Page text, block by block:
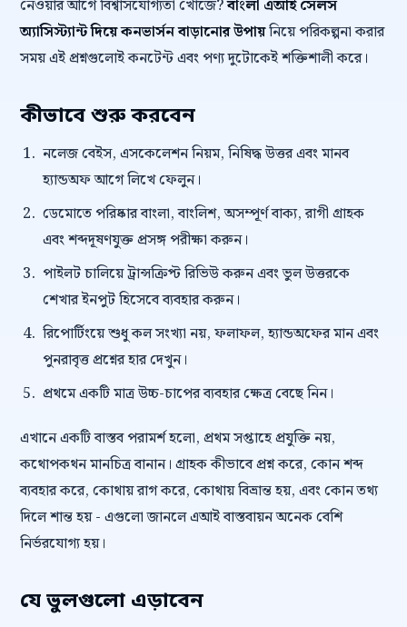
নেওয়ার আগে বিশ্বাসযোগ্যতা খোঁজে?বাংলা এআই সেলস
অ্যাসিস্ট্যান্ট দিয়ে কনভার্সন বাড়ানোর উপায়নিয়ে পরিকল্পনা করার
সময় এই প্রশ্নগুলোই কনটেন্ট এবং পণ্য দুটোকেই শক্তিশালী করে।
কীভাবে শুরু করবেন
নলেজ বেইস, এসকেলেশন নিয়ম, নিষিদ্ধ উত্তর এবং মানব
হ্যান্ডঅফ আগে লিখে ফেলুন।
ডেমোতে পরিষ্কার বাংলা, বাংলিশ, অসম্পূর্ণ বাক্য, রাগী গ্রাহক
এবং শব্দদূষণযুক্ত প্রসঙ্গ পরীক্ষা করুন।
পাইলট চালিয়ে ট্রান্সক্রিপ্ট রিভিউ করুন এবং ভুল উত্তরকে
শেখার ইনপুট হিসেবে ব্যবহার করুন।
রিপোর্টিংয়ে শুধু কল সংখ্যা নয়, ফলাফল, হ্যান্ডঅফের মান এবং
পুনরাবৃত্ত প্রশ্নের হার দেখুন।
প্রথমে একটি মাত্র উচ্চ-চাপের ব্যবহার ক্ষেত্র বেছে নিন।
এখানে একটি বাস্তব পরামর্শ হলো, প্রথম সপ্তাহে প্রযুক্তি নয়,
কথোপকথন মানচিত্র বানান। গ্রাহক কীভাবে প্রশ্ন করে, কোন শব্দ
ব্যবহার করে, কোথায় রাগ করে, কোথায় বিভ্রান্ত হয়, এবং কোন তথ্য
দিলে শান্ত হয় - এগুলো জানলে এআই বাস্তবায়ন অনেক বেশি
নির্ভরযোগ্য হয়।
যে ভুলগুলো এড়াবেন